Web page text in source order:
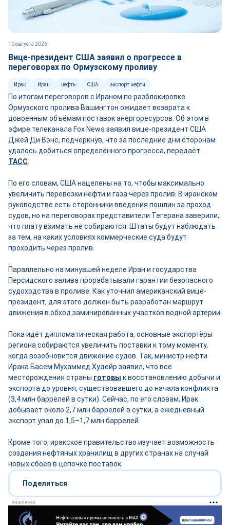
10 августа 2026
Вице-президент США заявил о прогрессе в
переговорах по Ормузскому проливу
Ирак Иран нефть США экспорт нефти
По итогам переговоров с Ираном по разблокировке
Ормузского пролива Вашингтон ожидает возврата к
довоенным объёмам поставок энергоресурсов. Об этом в
эфире телеканала Fox News заявил вице-президент США
Джей Ди Вэнс, подчеркнув, что за последние дни сторонам
удалось добиться определённого прогресса, передаёт
ТАСС
По его словам, США нацелены на то, чтобы максимально
увеличить перевозки нефти и газа через пролив. В иранском
руководстве есть сторонники введения пошлин за проход
судов, но на переговорах представители Тегерана заверили,
что плату взимать не собираются. Штаты будут наблюдать
за тем, на каких условиях коммерческие суда будут
проходить через пролив.
Параллельно на минувшей неделе Иран и государства
Персидского залива прорабатывали гарантии безопасного
судоходства в проливе. Как уточнил американский вице-
президент, для этого должен быть разработан маршрут
движения в обход заминированных участков водной артерии.
Пока идёт дипломатическая работа, основные экспортёры
региона собираются увеличить поставки к тому моменту,
когда возобновится движение судов. Так, министр нефти
Ирака Басем Мухаммед Худейр заявил, что все
месторождения страны готовы к восстановлению добычи и
экспорта до уровня, существовавшего до начала конфликта
(3,4 млн баррелей в сутки). Сейчас, по его словам, Ирак
добывает около 2,7 млн баррелей в сутки, а ежедневный
экспорт упал до 1,5–1,7 млн баррелей.
Кроме того, иракское правительство изучает возможность
создания нефтяных хранилищ в других странах на случай
новых сбоев в цепочке поставок.
Поделиться
РЕКЛАМА